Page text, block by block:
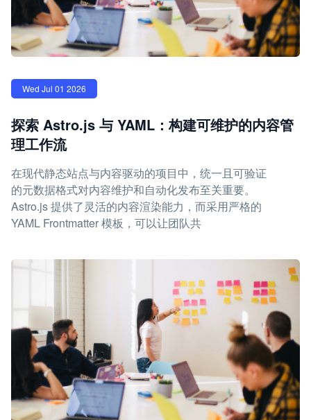
Wed Jul 01 2026
探索 Astro.js 与 YAML：构建可维护的内容管
理工作流
在现代静态站点与内容驱动的项目中，统一且可验证
的元数据格式对内容维护和自动化发布至关重要。
Astro.js 提供了灵活的内容渲染能力，而采用严格的
YAML Frontmatter 模板，可以让团队共